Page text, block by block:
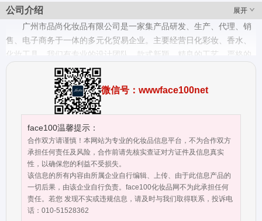
展开
公司介绍
广州市品尚化妆品有限公司是一家集产品研发、生产、代理、销
售、电子商务于一体的多元化贸易企业。主要经营日化彩妆、香水、
化妆工具。我们有专业的设计团队、款式新颖、精良的工艺、严格的
质量控制体系、优质的服务、合理的价格，我们的价格在国际市场上
具有很好竞争力,我们也提供OEM和ODM服务。欢迎社会各界前来参
观考察、莅临指导，我们竭诚期待与您的合作，选择我们，成就你我
微信号：wwwface100net
face100温馨提示：
合作双方请谨慎！本网站为专业的化妆品信息平台，不为合作双方
承担任何责任及风险，合作前请先核实查证对方证件及信息真实
性，以确保您的利益不受损失。
该信息的所有内容由所属企业自行编辑、上传、由于此信息产品的
一切后果，由该企业自行负责。face100化妆品网不为此承担任何
责任。若您 发现不实或违规信息，请及时与我们取得联系，投诉电
话：010-51528362